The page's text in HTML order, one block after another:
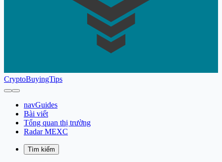
CryptoBuyingTips
navGuides
Bài viết
Tổng quan thị trường
Radar MEXC
Tìm kiếm